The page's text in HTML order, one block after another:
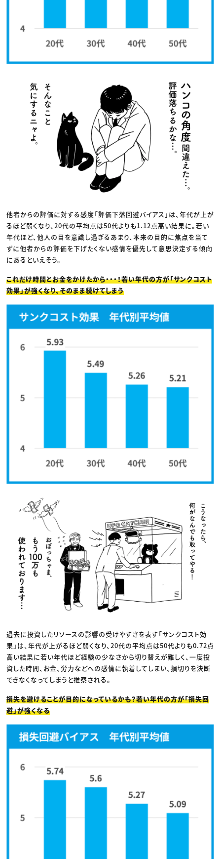
他者からの評価に対する感度「評価下落回避バイアス」は、年代が上が
るほど弱くなり、20代の平均点は50代よりも1.12点高い結果に。若い
年代ほど、他人の目を意識し過ぎるあまり、本来の目的に焦点を当て
ずに他者からの評価を下げたくない感情を優先して意思決定する傾向
にあるといえそう。
これだけ時間とお金をかけたから・・・！若い年代の方が「サンクコスト
効果」が強くなり、そのまま続けてしまう
過去に投資したリソースの影響の受けやすさを表す「サンクコスト効
果」は、年代が上がるほど弱くなり、20代の平均点は50代よりも0.72点
高い結果に若い年代ほど経験の少なさから切り替えが難しく、一度投
資した時間、お金、労力などへの感情に執着してしまい、損切りを決断
できなくなってしまうと推察される。
損失を避けることが目的になっているかも？若い年代の方が「損失回
避」が強くなる